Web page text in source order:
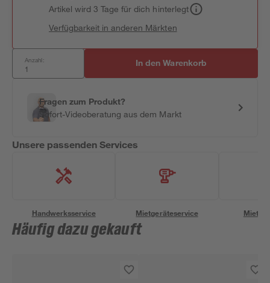
Artikel wird 3 Tage für dich hinterlegt
Verfügbarkeit in anderen Märkten
Anzahl: In den Warenkorb
Fragen zum Produkt?
Sofort-Videoberatung aus dem Markt
Unsere passenden Services
Handwerksservice Mietgeräteservice
Häufig dazu gekauft